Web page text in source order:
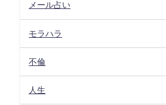
メール占い
モラハラ
不倫
人生